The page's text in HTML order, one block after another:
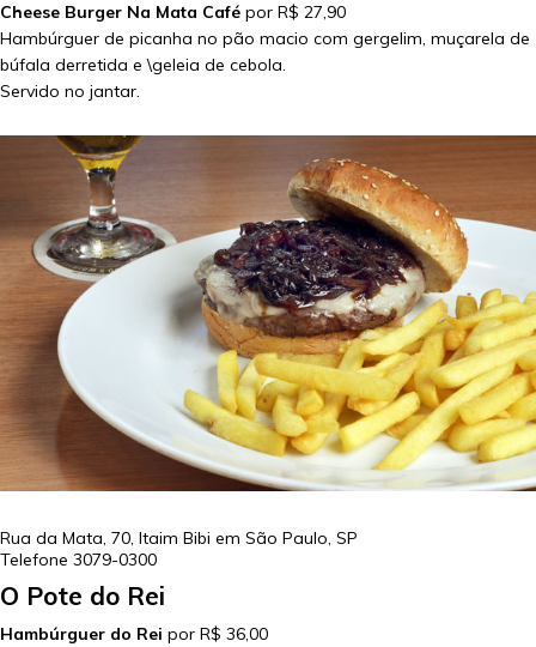
Cheese Burger Na Mata Café por R$ 27,90
Hambúrguer de picanha no pão macio com gergelim, muçarela de
búfala derretida e \geleia de cebola.
Servido no jantar.
Rua da Mata, 70, Itaim Bibi em São Paulo, SP
Telefone 3079-0300
O Pote do Rei
Hambúrguer do Rei por R$ 36,00